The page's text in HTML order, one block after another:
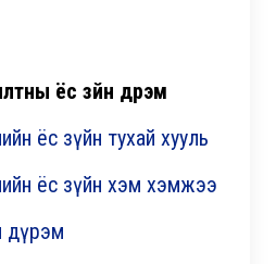
ёс зүйн дүрэм
ёс зүйн тухай хууль
ёс зүйн хэм хэмжээ
дүрэм